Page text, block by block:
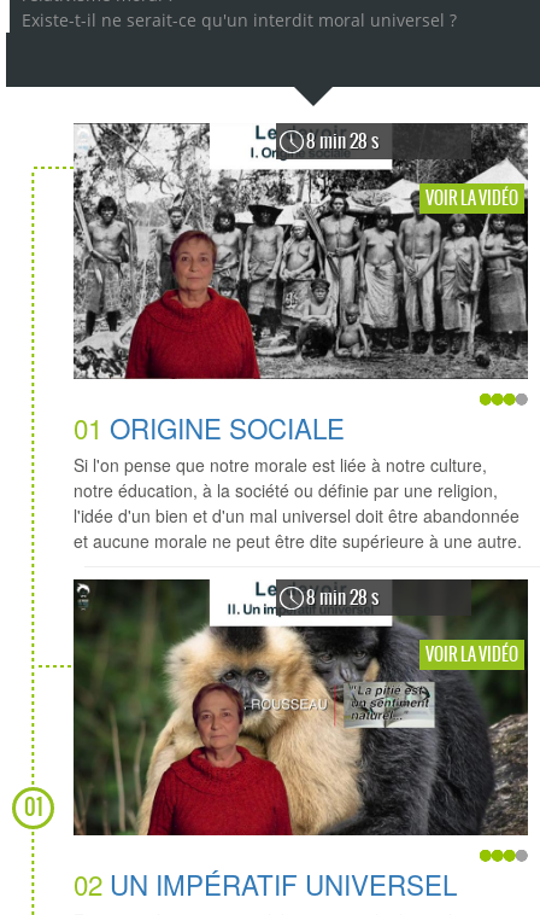
Existe-t-il ne serait-ce qu'un interdit moral universel ?
01
8 min 28 s
VOIR LA VIDÉO
01 ORIGINE SOCIALE
Si l'on pense que notre morale est liée à notre culture,
notre éducation, à la société ou définie par une religion,
l'idée d'un bien et d'un mal universel doit être abandonnée
et aucune morale ne peut être dite supérieure à une autre.
8 min 28 s
VOIR LA VIDÉO
02 UN IMPÉRATIF UNIVERSEL